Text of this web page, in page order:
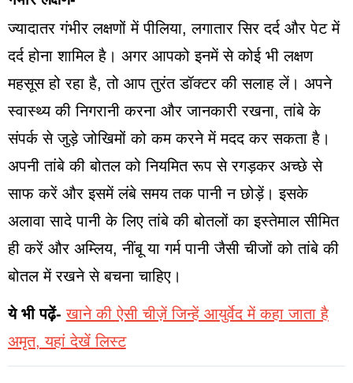
ज्यादातर गंभीर लक्षणों में पीलिया, लगातार सिर दर्द और पेट में
दर्द होना शामिल है। अगर आपको इनमें से कोई भी लक्षण
महसूस हो रहा है, तो आप तुरंत डॉक्टर की सलाह लें। अपने
स्वास्थ्य की निगरानी करना और जानकारी रखना, तांबे के
संपर्क से जुड़े जोखिमों को कम करने में मदद कर सकता है।
अपनी तांबे की बोतल को नियमित रूप से रगड़कर अच्छे से
साफ करें और इसमें लंबे समय तक पानी न छोड़ें। इसके
अलावा सादे पानी के लिए तांबे की बोतलों का इस्तेमाल सीमित
ही करें और अम्लिय, नींबू या गर्म पानी जैसी चीजों को तांबे की
बोतल में रखने से बचना चाहिए।
ये भी पढ़ें- खाने की ऐसी चीज़ें जिन्हें आयुर्वेद में कहा जाता है
अमृत, यहां देखें लिस्ट